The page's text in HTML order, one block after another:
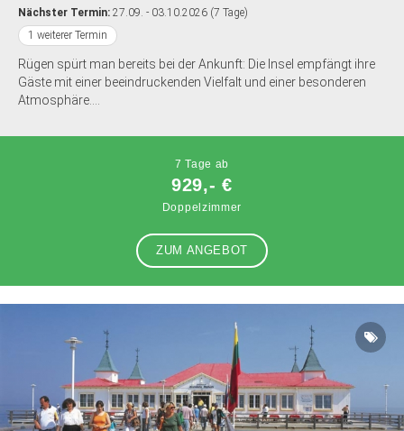
Nächster Termin: 27.09. - 03.10.2026 (7 Tage)
1 weiterer Termin
Rügen spürt man bereits bei der Ankunft: Die Insel empfängt ihre
Gäste mit einer beeindruckenden Vielfalt und einer besonderen
Atmosphäre....
7 Tage ab
929,- €
Doppelzimmer
ZUM ANGEBOT